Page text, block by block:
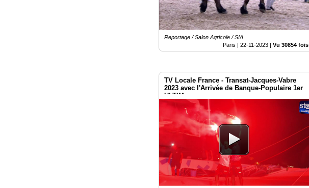
Reportage / Salon Agricole / SIA
Paris |22-11-2023 |Vu 30854 fois
TV Locale France - Transat-Jacques-Vabre
2023 avec l'Arrivée de Banque-Populaire 1er
ULTIM